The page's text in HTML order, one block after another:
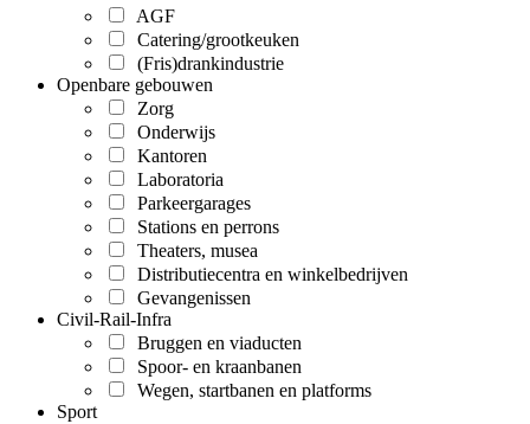
AGF
Catering/grootkeuken
(Fris)drankindustrie
Openbare gebouwen
Zorg
Onderwijs
Kantoren
Laboratoria
Parkeergarages
Stations en perrons
Theaters, musea
Distributiecentra en winkelbedrijven
Gevangenissen
Civil-Rail-Infra
Bruggen en viaducten
Spoor- en kraanbanen
Wegen, startbanen en platforms
Sport